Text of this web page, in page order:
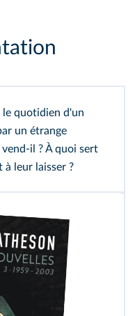
le quotidien d'un
un étrange
il ? À quoi sert
leur laisser ?